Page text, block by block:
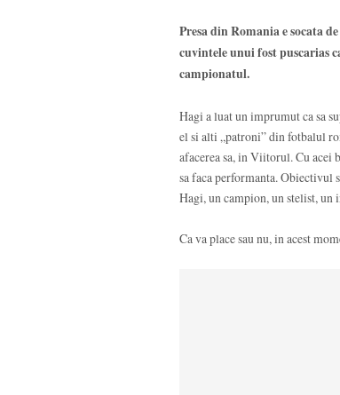
Presa din Romania e socata
cuvintele unui fost puscarias
campionatul.
Hagi a luat un imprumut ca sa
el si alti „patroni” din fotbalul
afacerea sa, in Viitorul. Cu acei
sa faca performanta. Obiectivul
Hagi, un campion, un stelist, un
Ca va place sau nu, in acest